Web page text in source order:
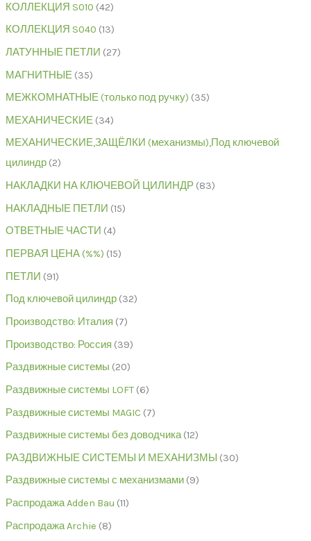
КОЛЛЕКЦИЯ S010 42
КОЛЛЕКЦИЯ S040 13
ЛАТУННЫЕ ПЕТЛИ 27
МАГНИТНЫЕ 35
МЕЖКОМНАТНЫЕ (только под ручку) 35
МЕХАНИЧЕСКИЕ 34
МЕХАНИЧЕСКИЕ,ЗАЩЁЛКИ (механизмы),Под ключевой
цилиндр 2
НАКЛАДКИ НА КЛЮЧЕВОЙ ЦИЛИНДР 83
НАКЛАДНЫЕ ПЕТЛИ 15
ОТВЕТНЫЕ ЧАСТИ 4
ПЕРВАЯ ЦЕНА (%%) 15
ПЕТЛИ 91
Под ключевой цилиндр 32
Производство: Италия 7
Производство: Россия 39
Раздвижные системы 20
Раздвижные системы LOFT 6
Раздвижные системы MAGIC 7
Раздвижные системы без доводчика 12
РАЗДВИЖНЫЕ СИСТЕМЫ И МЕХАНИЗМЫ
30
Раздвижные системы с механизмами 9
Распродажа Adden Bau 11
Распродажа Archie 8